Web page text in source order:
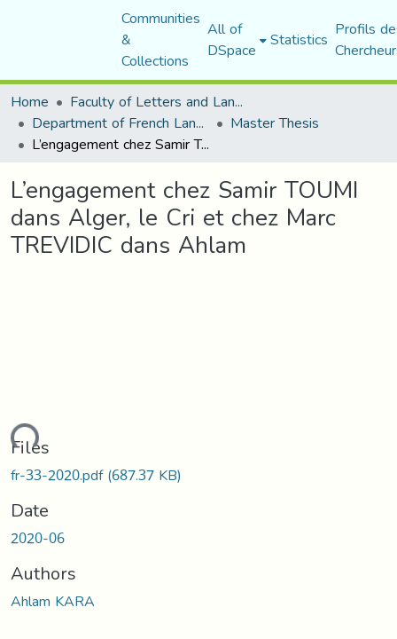
Communities
&
Collections
All of
DSpace Statistics Profils
Home
Faculty of Letters and Languages
Department of French Language and Literature Master Thesis
L’engagement chez Samir TOUMI dans Alger, le Cri et chez Marc TREVIDIC dans Ahlam
L’engagement chez Samir TOUMI
dans Alger, le Cri et chez Marc
TREVIDIC dans Ahlam
Files
fr-33-2020.pdf(687.37 KB)
Date
2020-06
Authors
Ahlam KARA